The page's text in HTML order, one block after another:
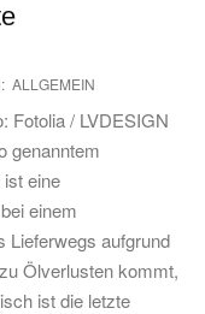
ALLGEMEIN
Fotolia / LVDESIGN
genanntem
eine
einem
Lieferwegs aufgrund
Ölverlusten kommt,
ist die letzte